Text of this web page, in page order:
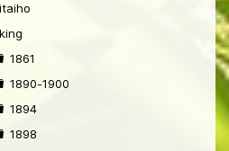
1861
1890-1900
1894
1898